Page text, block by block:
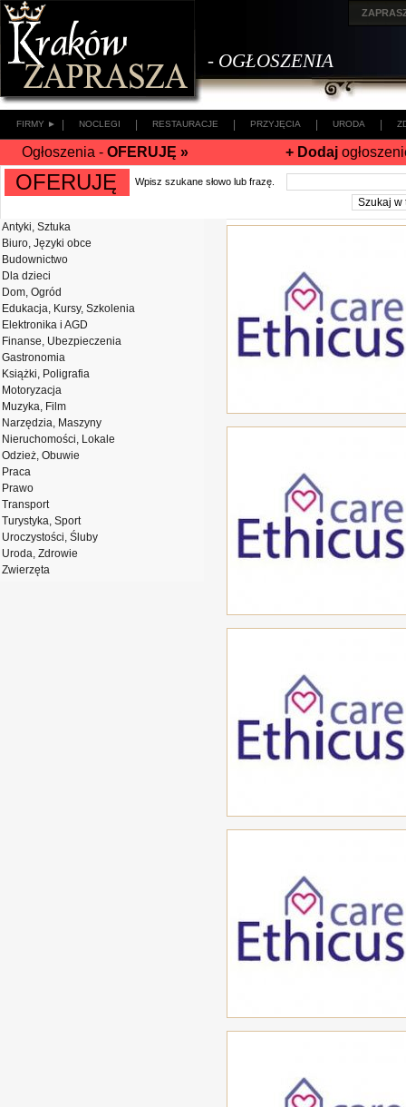
- OGŁOSZENIA
FIRMY ► NOCLEGI RESTAURACJE PRZYJĘCIA URODA
Ogłoszenia - OFERUJĘ » + Dodaj
OFERUJĘ Wpisz szukane słowo lub frazę.
Antyki, Sztuka
Biuro, Języki obce
Budownictwo
Dla dzieci
Dom, Ogród
Edukacja, Kursy, Szkolenia
Elektronika i AGD
Finanse, Ubezpieczenia
Gastronomia
Książki, Poligrafia
Motoryzacja
Muzyka, Film
Narzędzia, Maszyny
Nieruchomości, Lokale
Odzież, Obuwie
Praca
Prawo
Transport
Turystyka, Sport
Uroczystości, Śluby
Uroda, Zdrowie
Zwierzęta